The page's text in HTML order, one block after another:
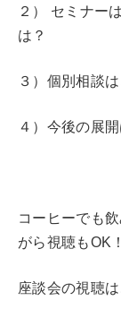
２） セミナー
は？
３）個別相談
４）今後の展開
コーヒーでも
がら視聴もOK！
座談会の視聴